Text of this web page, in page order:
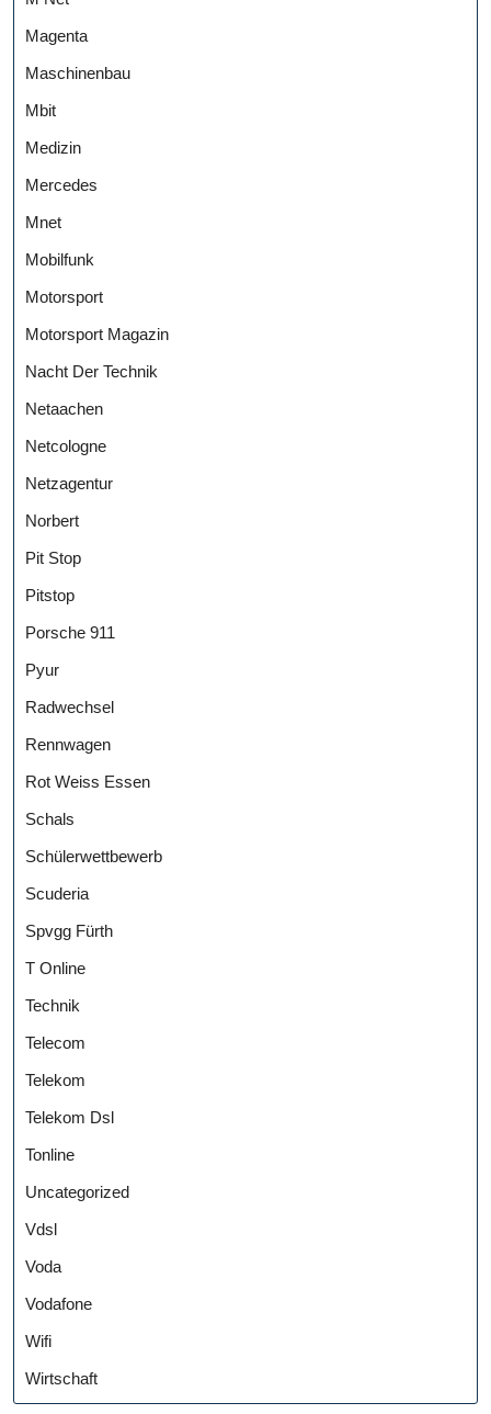
Magenta
Maschinenbau
Mbit
Medizin
Mercedes
Mnet
Mobilfunk
Motorsport
Motorsport Magazin
Nacht Der Technik
Netaachen
Netcologne
Netzagentur
Norbert
Pit Stop
Pitstop
Porsche 911
Pyur
Radwechsel
Rennwagen
Rot Weiss Essen
Schals
Schülerwettbewerb
Scuderia
Spvgg Fürth
T Online
Technik
Telecom
Telekom
Telekom Dsl
Tonline
Uncategorized
Vdsl
Voda
Vodafone
Wifi
Wirtschaft